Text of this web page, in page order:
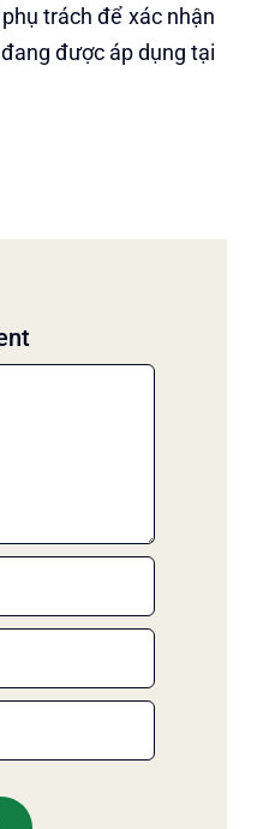
trách để xác nhận
được áp dụng tại